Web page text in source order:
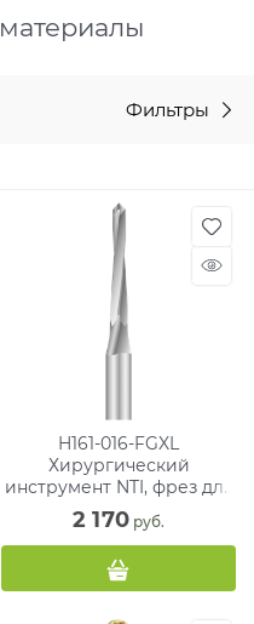
Фильтры
H161-016-FGXL
Хирургический
инструмент NTI, фрез для
кости, экстра длинный
2 170 руб.